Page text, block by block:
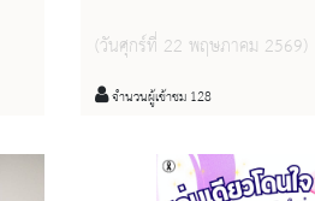
ชำนาญการ เข้าร่วมประชุ
พร้อมการจัดงานเชียงให
(วันศุกร์ที่ 22 พฤษภาคม 2569)
จำนวนผู้เข้าชม 128